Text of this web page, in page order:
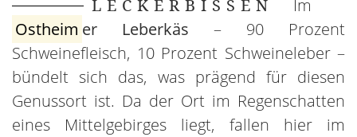
LECKERBISSEN
Im
Ostheim er Leberkäs – 90 Prozent
Schweinefleisch, 10 Prozent Schweineleber –
bündelt sich das, was prägend für diesen
Genussort ist. Da der Ort im Regenschatten
eines Mittelgebirges liegt, fallen hier im